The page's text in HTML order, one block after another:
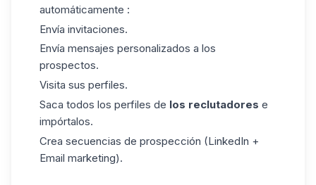
automáticamente :
Envía invitaciones.
Envía mensajes personalizados a los
prospectos.
Visita sus perfiles.
Saca todos los perfiles de los reclutadores e
impórtalos.
Crea secuencias de prospección (LinkedIn +
Email marketing).